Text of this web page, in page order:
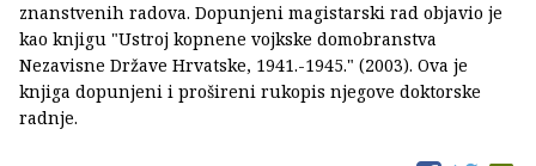
znanstvenih radova. Dopunjeni magistarski rad objavio je
kao knjigu "Ustroj kopnene vojkske domobranstva
Nezavisne Države Hrvatske, 1941.-1945." (2003). Ova je
knjiga dopunjeni i prošireni rukopis njegove doktorske
radnje.